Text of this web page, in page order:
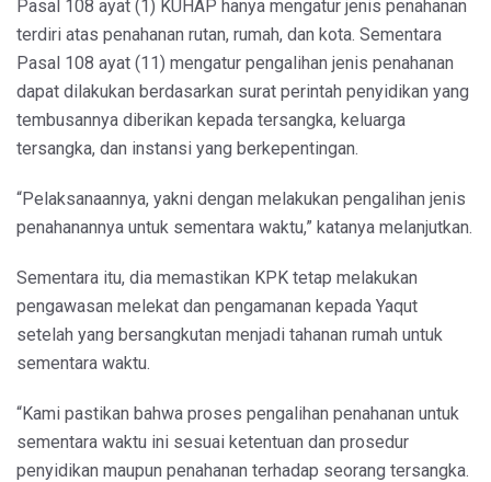
Pasal 108 ayat (1) KUHAP hanya mengatur jenis penahanan
terdiri atas penahanan rutan, rumah, dan kota. Sementara
Pasal 108 ayat (11) mengatur pengalihan jenis penahanan
dapat dilakukan berdasarkan surat perintah penyidikan yang
tembusannya diberikan kepada tersangka, keluarga
tersangka, dan instansi yang berkepentingan.
“Pelaksanaannya, yakni dengan melakukan pengalihan jenis
penahanannya untuk sementara waktu,” katanya melanjutkan.
Sementara itu, dia memastikan KPK tetap melakukan
pengawasan melekat dan pengamanan kepada Yaqut
setelah yang bersangkutan menjadi tahanan rumah untuk
sementara waktu.
“Kami pastikan bahwa proses pengalihan penahanan untuk
sementara waktu ini sesuai ketentuan dan prosedur
penyidikan maupun penahanan terhadap seorang tersangka.